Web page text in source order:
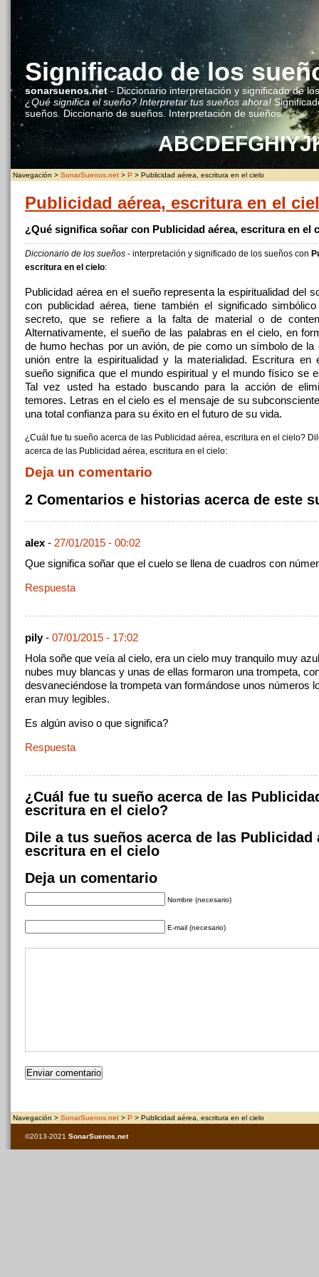
Significado de los
sonarsuenos.net- Diccionario interpretación y significado de
¿Qué significa el sueño? Interpretar tus sueños ahora!
sueños. Diccionario de sueños. Interpretación de sueños.
ABCDEFGHIYJ
Navegación > SonarSuenos.net > P > Publicidad aérea, escritura en el cielo
Publicidad aérea, escritura en el
¿Qué significa soñar con Publicidad aérea, escritura en el
Diccionario de los sueños - interpretación y significado de los sueños con
escritura en el cielo:
Publicidad aérea en el sueño representa la espiritualidad del
con publicidad aérea, tiene también el significado
secreto, que se refiere a la falta de material o de
Alternativamente, el sueño de las palabras en el cielo, en
de humo hechas por un avión, de pie como un símbolo de la
unión entre la espiritualidad y la materialidad. Escritura en
sueño significa que el mundo espiritual y el mundo físico se
Tal vez usted ha estado buscando para la acción de
temores. Letras en el cielo es el mensaje de su
una total confianza para su éxito en el futuro de su vida.
¿Cuál fue tu sueño acerca de las Publicidad aérea, escritura en el cielo?
acerca de las Publicidad aérea, escritura en el cielo:
Deja un comentario
2 Comentarios e historias acerca de este
alex - 27/01/2015 - 00:02
Que significa soñar que el cuelo se llena de cuadros con
Respuesta
pily- 07/01/2015 - 17:02
Hola soñe que veía al cielo, era un cielo muy tranquilo muy
nubes muy blancas y unas de ellas formaron una trompeta,
desvaneciéndose la trompeta van formándose unos números
eran muy legibles.
Es algún aviso o que significa?
Respuesta
¿Cuál fue tu sueño acerca de las
escritura en el cielo?
Dile a tus sueños acerca de las Publicidad
escritura en el cielo
Deja un comentario
Nombre (necesario)
E-mail (necesario)
Navegación > SonarSuenos.net > P > Publicidad aérea, escritura en el cielo
©2013-2021 SonarSuenos .net